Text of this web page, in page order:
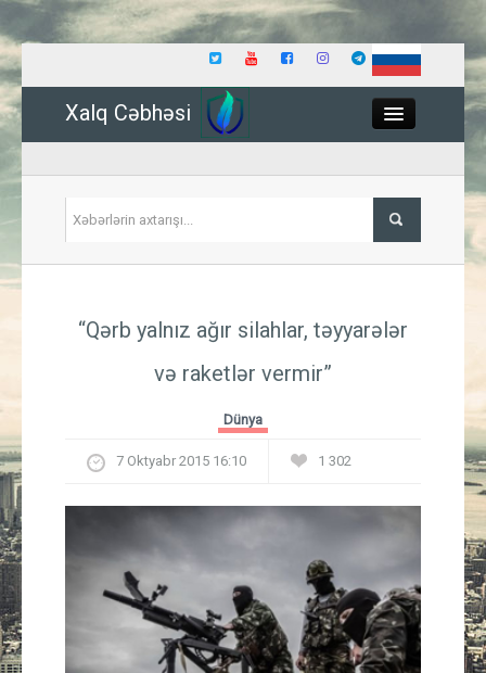
Xalq Cəbhəsi
İqtisadiyyat
Güney Azərbaycan
Mədəniyyət
Müsahibə
“Qərb yalnız ağır silahlar, təyyarələr
və raketlər vermir”
Dünya
7 Oktyabr 2015 16:10 1 302